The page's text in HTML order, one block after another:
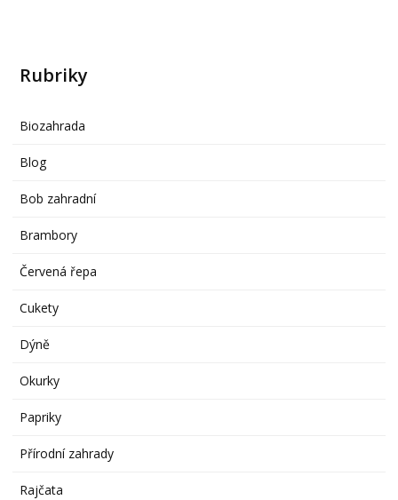
Rubriky
Biozahrada
Blog
Bob zahradní
Brambory
Červená řepa
Cukety
Dýně
Okurky
Papriky
Přírodní zahrady
Rajčata